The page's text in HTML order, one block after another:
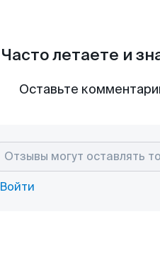
Часто летаете и
Оставьте
Войти